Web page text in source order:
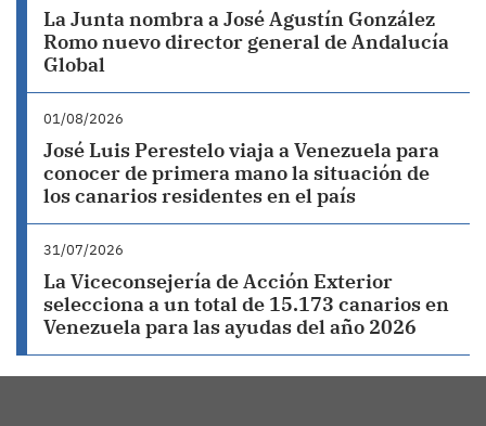
La Junta nombra a José Agustín González
Romo nuevo director general de Andalucía
Global
01/08/2026
José Luis Perestelo viaja a Venezuela para
conocer de primera mano la situación de
los canarios residentes en el país
31/07/2026
La Viceconsejería de Acción Exterior
selecciona a un total de 15.173 canarios en
Venezuela para las ayudas del año 2026